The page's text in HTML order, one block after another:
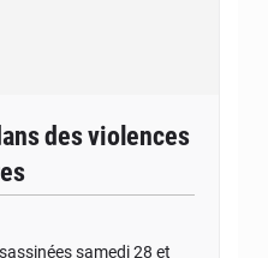
des violences
samedi 28 et